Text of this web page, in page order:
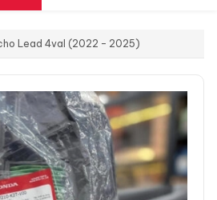
Lead 4val (2022 – 2025)